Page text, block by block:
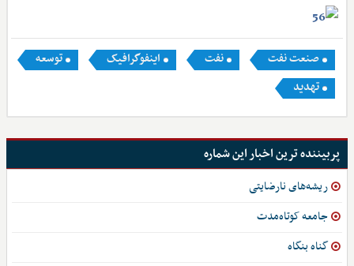
صنعت نفت نفت اینفوگرافیک
توسعه
تهدید
پربیننده ترین اخبار این شماره
ریشه‌های نارضایتی
جامعه کوتاه‌مدت
گناه بنگاه